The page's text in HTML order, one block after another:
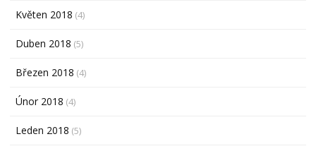
Květen 2018 (4)
Duben 2018 (5)
Březen 2018 (4)
Únor 2018 (4)
Leden 2018 (5)